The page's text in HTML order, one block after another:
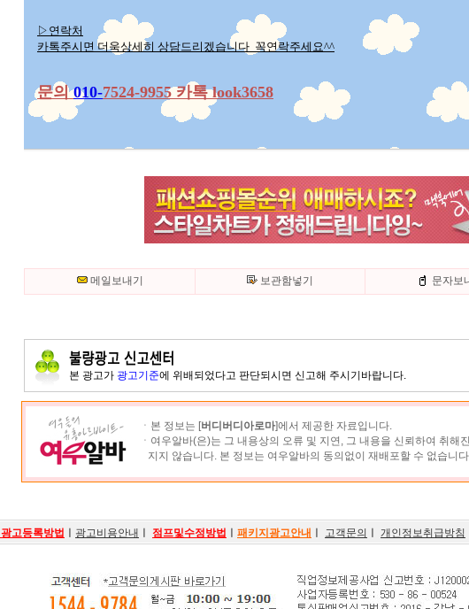
▷ 연락처
카톡주시면 더욱상세히 상담드리겠습니다 꼭연락주세요^^
문의010-7524-9955 카톡 look3658
메일보내기 보관함넣기 문자보
본 광고가 광고기준에 위배되었다고 판단되시면 신고해 주시기바랍니다.
ㆍ본 정보는 [버디버디아로마]에서 제공한 자료입니다.
ㆍ여우알바(은)는 그 내용상의 오류 및 지연, 그 내용을 신뢰하여 취해
지지 않습니다. 본 정보는 여우알바의 동의없이 재배포할 수 없습니
광고등록방법 광고비용안내 점프및수정방법 패키지광고안내 고객문의 개인정보취급방침